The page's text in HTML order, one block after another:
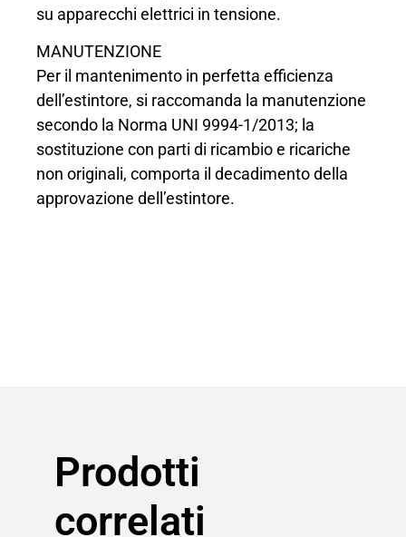
su apparecchi elettrici in tensione.
MANUTENZIONE
Per il mantenimento in perfetta efficienza
dell’estintore, si raccomanda la manutenzione
secondo la Norma UNI 9994-1/2013; la
sostituzione con parti di ricambio e ricariche
non originali, comporta il decadimento della
approvazione dell’estintore.
Prodotti
correlati